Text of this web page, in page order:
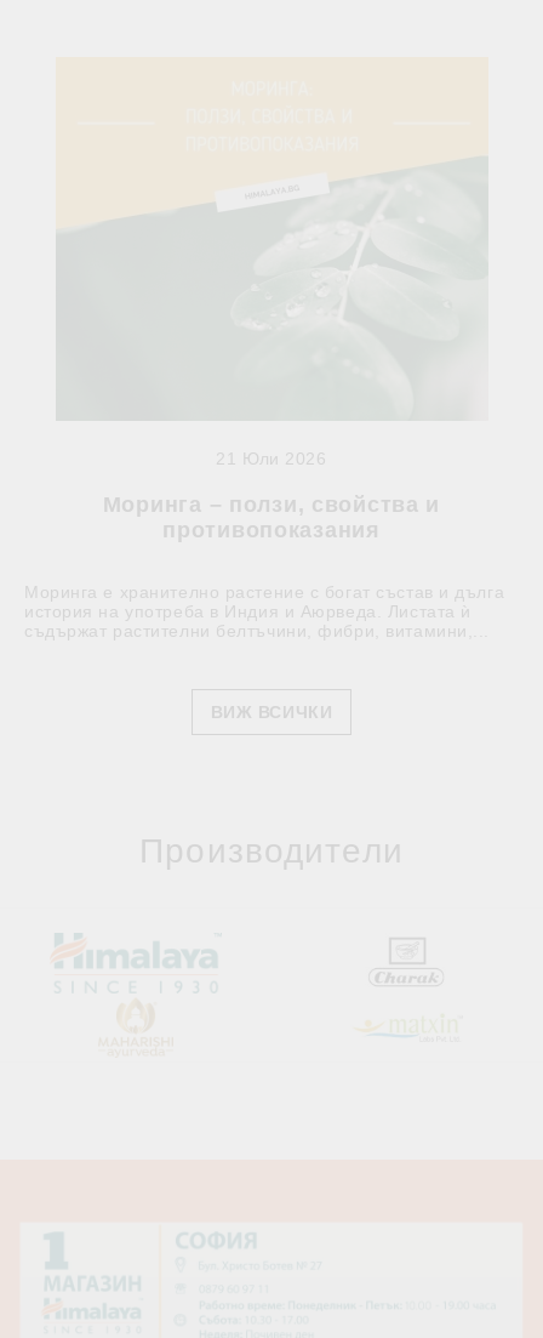
Моринга – ползи, свойства и
противопоказания
21 Юли 2026
Моринга е хранително растение с богат състав и дълга
история на употреба в Индия и Аюрведа. Листата ѝ
съдържат растителни белтъчини, фибри, витамини,...
ВИЖ ВСИЧКИ
Производители